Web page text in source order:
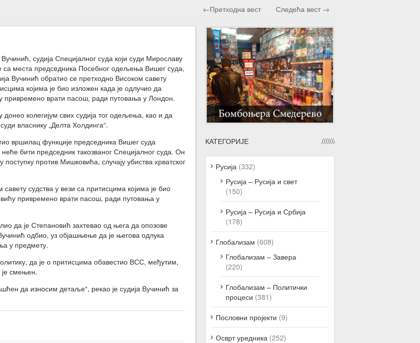
←Претходна вест Следећа вест →
судија Специјалног суда који суди Мирославу
места председника Посебног одељења Вишег суда,
Вучинић обратио се претходно Високом савету
којима је био изложен када је одлучио да
врати пасош, ради путовања у Лондон.
донео колегијум свих судија тог одељења, као и да
власнику „Делта Холдинга“.
вршилац функције председника Вишег суда
бити председник такозваног Специјалног суда. Он
против Мишковића, случају убиства хрватског
судства у вези са притисцима којима је био
привремено врати пасош, ради путовања у
да је Степановић захтевао од њега да опозове
одбио, уз објашњење да је његова одлука
у предмету.
да је о притисцима обавестио ВСС, међутим,
је смењен.
да износим детаље“, рекао је судија Вучинић за
КАТЕГОРИЈЕ
Русија (332)
Русија – Русија и свет
(150)
Русија – Русија и Србија
(178)
Глобализам (608)
Глобализам – Завера
(220)
Глобализам – Политички
процеси (381)
Пословни пројекти (9)
Осврт уредника (252)